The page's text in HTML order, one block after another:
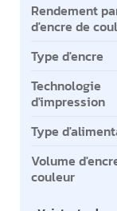
Rendement
d'encre de
Type d'encre
Technologie
d'impression
Type
Volume
couleur